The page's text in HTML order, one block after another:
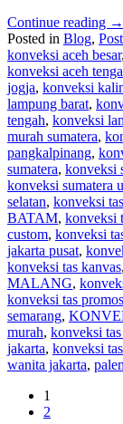
Continue reading →
Posted in Blog,
konveksi aceh besar,
konveksi aceh
jogja, konveksi
lampung barat,
tengah, konveksi
murah sumatera,
pangkalpinang,
sumatera, konveksi
konveksi sumatera
selatan, konveksi tas
BATAM, konveksi
custom, konveksi
jakarta pusat,
konveksi tas kanvas,
MALANG,
konveksi tas
semarang,
murah, konveksi
jakarta, konveksi
wanita jakarta,
1
2